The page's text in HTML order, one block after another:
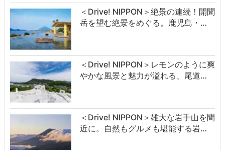
＜Drive! NIPPON＞絶景の連続！開聞
岳を望む絶景をめぐる。鹿児島・…
＜Drive! NIPPON＞レモンのように爽
やかな風景と魅力が溢れる、尾道…
＜Drive! NIPPON＞雄大な岩手山を間
近に。自然もグルメも堪能する岩…